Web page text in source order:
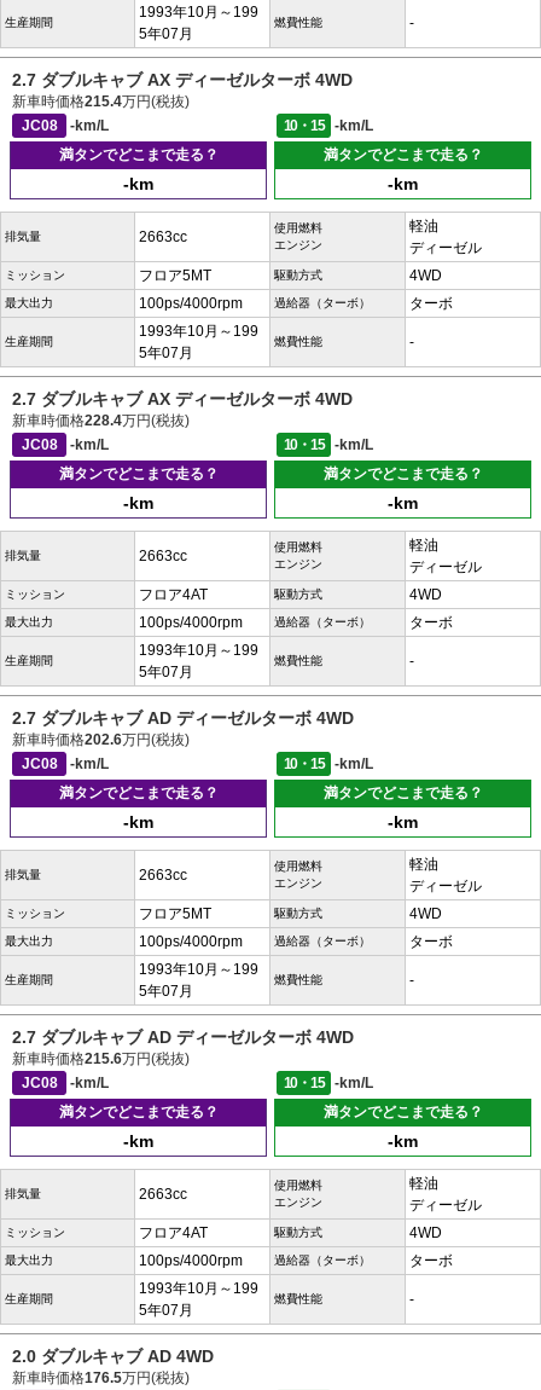
生産期間
1993年10月～199
5年07月
燃費性能 -
2.7 ダブルキャブ AX ディーゼルターボ 4WD
新車時価格215.4万円(税抜)
JC08
-km/L 10・15
-km/L
満タンでどこまで走る？
-km
満タンでどこまで走る？
-km
排気量 2663cc
使用燃料
エンジン
軽油
ディーゼル
ミッション フロア5MT 駆動方式 4WD
最大出力 100ps/4000rpm 過給器（ターボ） ターボ
生産期間
1993年10月～199
5年07月
燃費性能 -
2.7 ダブルキャブ AX ディーゼルターボ 4WD
新車時価格228.4万円(税抜)
JC08
-km/L 10・15
-km/L
満タンでどこまで走る？
-km
満タンでどこまで走る？
-km
排気量 2663cc
使用燃料
エンジン
軽油
ディーゼル
ミッション フロア4AT 駆動方式 4WD
最大出力 100ps/4000rpm 過給器（ターボ） ターボ
生産期間
1993年10月～199
5年07月
燃費性能 -
2.7 ダブルキャブ AD ディーゼルターボ 4WD
新車時価格202.6万円(税抜)
JC08
-km/L 10・15
-km/L
満タンでどこまで走る？
-km
満タンでどこまで走る？
-km
排気量 2663cc
使用燃料
エンジン
軽油
ディーゼル
ミッション フロア5MT 駆動方式 4WD
最大出力 100ps/4000rpm 過給器（ターボ） ターボ
生産期間
1993年10月～199
5年07月
燃費性能 -
2.7 ダブルキャブ AD ディーゼルターボ 4WD
新車時価格215.6万円(税抜)
JC08
-km/L 10・15
-km/L
満タンでどこまで走る？
-km
満タンでどこまで走る？
-km
排気量 2663cc
使用燃料
エンジン
軽油
ディーゼル
ミッション フロア4AT 駆動方式 4WD
最大出力 100ps/4000rpm 過給器（ターボ） ターボ
生産期間
1993年10月～199
5年07月
燃費性能 -
2.0 ダブルキャブ AD 4WD
新車時価格176.5万円(税抜)